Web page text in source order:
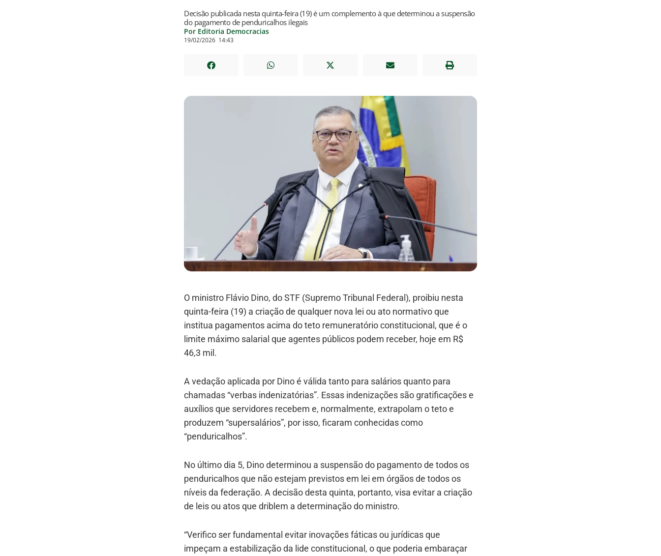
Decisão publicada nesta quinta-feira (19) é um complemento à que determinou a suspensão
do pagamento de penduricalhos ilegais
Por Editoria Democracias
19/02/2026 14:43
O ministro Flávio Dino, do STF (Supremo Tribunal Federal), proibiu nesta
quinta-feira (19) a criação de qualquer nova lei ou ato normativo que
institua pagamentos acima do teto remuneratório constitucional, que é o
limite máximo salarial que agentes públicos podem receber, hoje em R$
46,3 mil.
A vedação aplicada por Dino é válida tanto para salários quanto para
chamadas “verbas indenizatórias”. Essas indenizações são gratificações e
auxílios que servidores recebem e, normalmente, extrapolam o teto e
produzem “supersalários”, por isso, ficaram conhecidas como
“penduricalhos”.
No último dia 5, Dino determinou a suspensão do pagamento de todos os
penduricalhos que não estejam previstos em lei em órgãos de todos os
níveis da federação. A decisão desta quinta, portanto, visa evitar a criação
de leis ou atos que driblem a determinação do ministro.
“Verifico ser fundamental evitar inovações fáticas ou jurídicas que
impeçam a estabilização da lide constitucional, o que poderia embaraçar